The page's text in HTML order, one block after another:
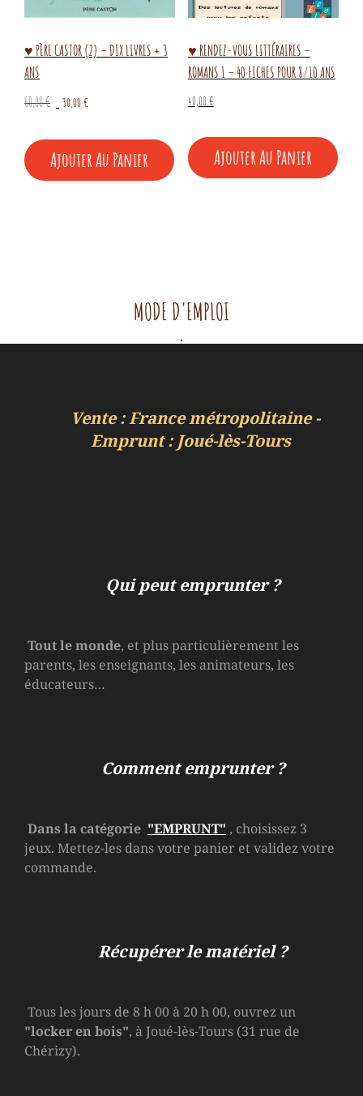
♥ PÈRE CASTOR (2) – DIX LIVRES + 3
ANS
60,00€
Le
initial
était :
60,00 €.
30,00€
actuel
est :
30,00 €.
Ajouter Au Panier
♥ RENDEZ-VOUS LITTÉRAIRES –
ROMANS 1 – 40 FICHES POUR 8/10 ANS
40,00 €
Ajouter Au Panier
MODE D'EMPLOI
.
Vente : France métropolitaine -
Emprunt : Joué-lès-Tours
Qui peut emprunter ?
Tout le monde, et plus particulièrement les
parents, les enseignants, les animateurs, les
éducateurs…
Comment emprunter ?
Dans la catégorie "EMPRUNT" , choisissez 3
jeux. Mettez-les dans votre panier et validez votre
commande.
Récupérer le matériel ?
Tous les jours de 8 h 00 à 20 h 00, ouvrez un
"locker en bois", à Joué-lès-Tours (31 rue de
Chérizy).